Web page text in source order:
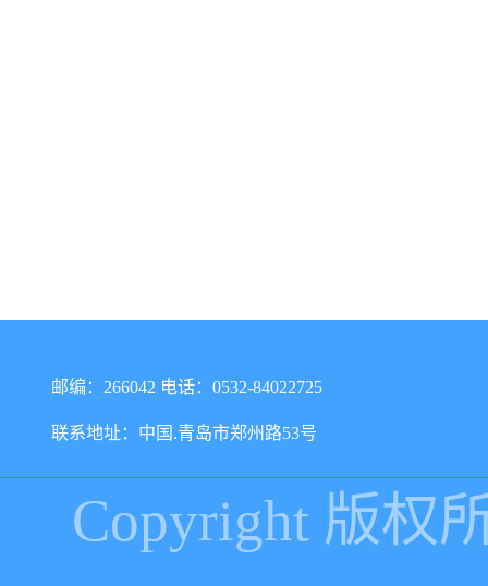
邮编：266042 电话：0532-84022725
联系地址：中国.青岛市郑州路53号
Copyright 版权